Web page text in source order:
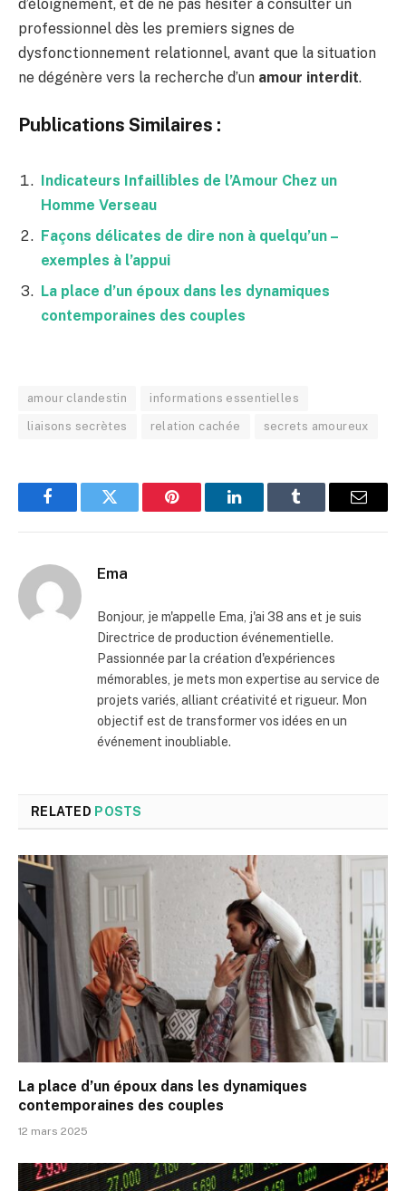
d’éloignement, et de ne pas hésiter à consulter un
professionnel dès les premiers signes de
dysfonctionnement relationnel, avant que la situation
ne dégénère vers la recherche d’un amour interdit.
Publications Similaires :
Indicateurs Infaillibles de l’Amour Chez un
Homme Verseau
Façons délicates de dire non à quelqu’un –
exemples à l’appui
La place d’un époux dans les dynamiques
contemporaines des couples
amour clandestin informations essentielles
liaisons secrètes relation cachée secrets amoureux
FacebookTwitter Pinterest LinkedInTumblr Email
Ema
Bonjour, je m'appelle Ema, j'ai 38 ans et je suis
Directrice de production événementielle.
Passionnée par la création d'expériences
mémorables, je mets mon expertise au service de
projets variés, alliant créativité et rigueur. Mon
objectif est de transformer vos idées en un
événement inoubliable.
RELATED POSTS
La place d’un époux dans les dynamiques
contemporaines des couples
12 mars 2025